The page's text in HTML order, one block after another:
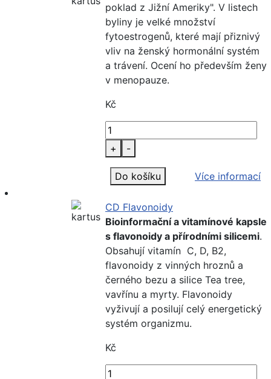
poklad z Jižní Ameriky". V listech
byliny je velké množství
fytoestrogenů, které mají přiznivý
vliv na ženský hormonální systém
a trávení. Ocení ho především ženy
v menopauze.
Kč
+ -
Do košíku Více informací
CD Flavonoidy
Bioinformační a vitamínové kapsle
s flavonoidy a přírodními silicemi.
Obsahují vitamín C, D, B2,
flavonoidy z vinných hroznů a
černého bezu a silice Tea tree,
vavřínu a myrty. Flavonoidy
vyživují a posilují celý energetický
systém organizmu.
Kč